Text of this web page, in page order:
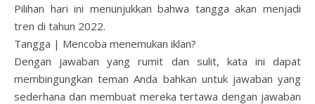
Pilihan hari ini menunjukkan bahwa tangga akan menjadi
tren di tahun 2022.
Tangga | Mencoba menemukan iklan?
Dengan jawaban yang rumit dan sulit, kata ini dapat
membingungkan teman Anda bahkan untuk jawaban yang
sederhana dan membuat mereka tertawa dengan jawaban